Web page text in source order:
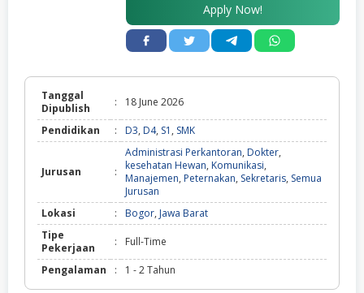
Apply Now!
Tanggal
Dipublish
: 18 June 2026
Pendidikan : D3, D4, S1 , SMK
Jurusan :
Administrasi Perkantoran, Dokter,
kesehatan Hewan, Komunikasi,
Manajemen, Peternakan, Sekretaris, Semua
Jurusan
Lokasi
: Bogor, Jawa Barat
Tipe
Pekerjaan
: Full-Time
Pengalaman : 1 - 2 Tahun